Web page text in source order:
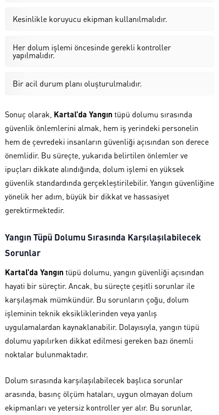
Kesinlikle koruyucu ekipman kullanılmalıdır.
Her dolum işlemi öncesinde gerekli kontroller
yapılmalıdır.
Bir acil durum planı oluşturulmalıdır.
Sonuç olarak, Kartal’da Yangın tüpü dolumu sırasında
güvenlik önlemlerini almak, hem iş yerindeki personelin
hem de çevredeki insanların güvenliği açısından son derece
önemlidir. Bu süreçte, yukarıda belirtilen önlemler ve
ipuçları dikkate alındığında, dolum işlemi en yüksek
güvenlik standardında gerçekleştirilebilir. Yangın güvenliğine
yönelik her adım, büyük bir dikkat ve hassasiyet
gerektirmektedir.
Yangın Tüpü Dolumu Sırasında Karşılaşılabilecek
Sorunlar
Kartal’da Yangın tüpü dolumu, yangın güvenliği açısından
hayati bir süreçtir. Ancak, bu süreçte çeşitli sorunlar ile
karşılaşmak mümkündür. Bu sorunların çoğu, dolum
işleminin teknik eksikliklerinden veya yanlış
uygulamalardan kaynaklanabilir. Dolayısıyla, yangın tüpü
dolumu yapılırken dikkat edilmesi gereken bazı önemli
noktalar bulunmaktadır.
Dolum sırasında karşılaşılabilecek başlıca sorunlar
arasında, basınç ölçüm hataları, uygun olmayan dolum
ekipmanları ve yetersiz kontroller yer alır. Bu sorunlar,